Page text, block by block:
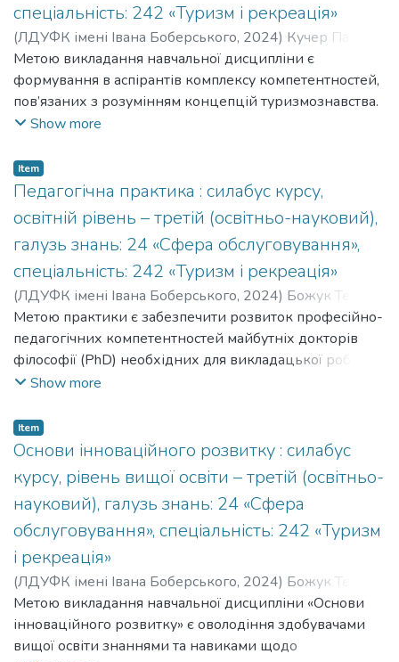
спеціальність: 242 «Туризм і рекреація»
(ЛДУФК імені Івана Боберського, 2024) Кучер Павло
Kucher Pavlo;Кафедра туризму
Метою викладання навчальної дисципліни є
формування в аспірантів комплексу компетентностей,
пов’язаних з розумінням концепцій туризмознавства.
Show more
Item
Педагогічна практика : силабус курсу,
освітній рівень – третій (освітньо-науковий),
галузь знань: 24 «Сфера обслуговування»,
спеціальність: 242 «Туризм і рекреація»
(ЛДУФК імені Івана Боберського, 2024) Божук Тетяна
Bozhuk Tetiana;Кафедра туризму
Метою практики є забезпечити розвиток професійно-
педагогічних компетентностей майбутніх докторів
філософії (PhD) необхідних для викладацької роботи у
ЗВО, зокрема за спеціальністю 242 «Туризм і
Show more
Item
Основи інноваційного розвитку : силабус
курсу, рівень вищої освіти – третій (освітньо-
науковий), галузь знань: 24 «Сфера
обслуговування», спеціальність: 242 «Туризм
і рекреація»
(ЛДУФК імені Івана Боберського, 2024) Божук Тетяна
Bozhuk Tetiana;Кафедра туризму
Метою викладання навчальної дисципліни «Основи
інноваційного розвитку» є оволодіння здобувачами
вищої освіти знаннями та навиками щодо